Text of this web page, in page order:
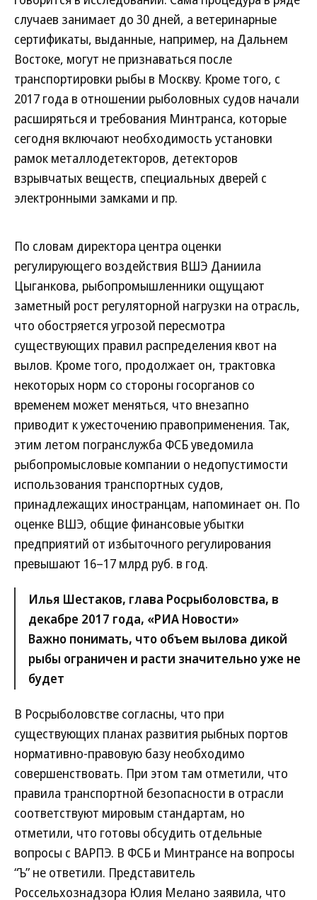
случаев занимает до 30 дней, а ветеринарные
сертификаты, выданные, например, на Дальнем
Востоке, могут не признаваться после
транспортировки рыбы в Москву. Кроме того, с
2017 года в отношении рыболовных судов начали
расширяться и требования Минтранса, которые
сегодня включают необходимость установки
рамок металлодетекторов, детекторов
взрывчатых веществ, специальных дверей с
электронными замками и пр.
По словам директора центра оценки
регулирующего воздействия ВШЭ Даниила
Цыганкова, рыбопромышленники ощущают
заметный рост регуляторной нагрузки на отрасль,
что обостряется угрозой пересмотра
существующих правил распределения квот на
вылов. Кроме того, продолжает он, трактовка
некоторых норм со стороны госорганов со
временем может меняться, что внезапно
приводит к ужесточению правоприменения. Так,
этим летом погранслужба ФСБ уведомила
рыбопромысловые компании о недопустимости
использования транспортных судов,
принадлежащих иностранцам, напоминает он. По
оценке ВШЭ, общие финансовые убытки
предприятий от избыточного регулирования
превышают 16–17 млрд руб. в год.
Илья Шестаков, глава Росрыболовства, в
декабре 2017 года, «РИА Новости»
Важно понимать, что объем вылова дикой
рыбы ограничен и расти значительно уже не
будет
В Росрыболовстве согласны, что при
существующих планах развития рыбных портов
нормативно-правовую базу необходимо
совершенствовать. При этом там отметили, что
правила транспортной безопасности в отрасли
соответствуют мировым стандартам, но
отметили, что готовы обсудить отдельные
вопросы с ВАРПЭ. В ФСБ и Минтрансе на вопросы
“Ъ” не ответили. Представитель
Россельхознадзора Юлия Мелано заявила, что